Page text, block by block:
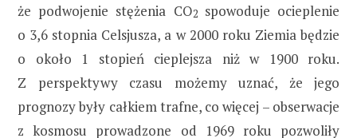
że podwojenie stężenia CO2 spowoduje ocieplenie
o 3,6 stopnia Celsjusza, a w 2000 roku Ziemia będzie
o około 1 stopień cieplejsza niż w 1900 roku.
Z perspektywy czasu możemy uznać, że jego
prognozy były całkiem trafne, co więcej – obserwacje
z kosmosu prowadzone od 1969 roku pozwoliły